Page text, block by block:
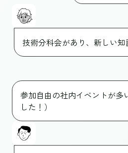
技術分科会があり、新しい知
参加自由の社内イベントが多
した！）